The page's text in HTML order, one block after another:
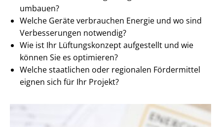
umbauen?
Welche Geräte verbrauchen Energie und wo sind
Verbesserungen notwendig?
Wie ist Ihr Lüftungskonzept aufgestellt und wie
können Sie es optimieren?
Welche staatlichen oder regionalen Fördermittel
eignen sich für Ihr Projekt?